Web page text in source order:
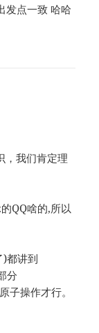
发点一致 哈哈
，我们肯定理
QQ啥的,所以
)都讲到
分
子操作才行。